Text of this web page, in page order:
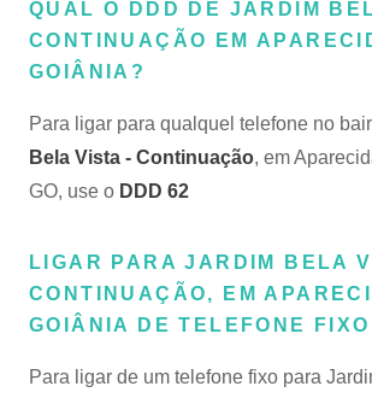
QUAL O DDD DE JARDIM
CONTINUAÇÃO EM
GOIÂNIA?
Para ligar para qualquel telefone no
Bela Vista - Continuação, em
GO, use o DDD 62
LIGAR PARA JARDIM BELA
CONTINUAÇÃO, EM
GOIÂNIA DE TELEFONE FIXO
Para ligar de um telefone fixo para